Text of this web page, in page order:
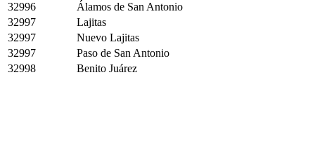
32996
Álamos de San Antonio
32997
Lajitas
32997
Nuevo Lajitas
32997
Paso de San Antonio
32998
Benito Juárez